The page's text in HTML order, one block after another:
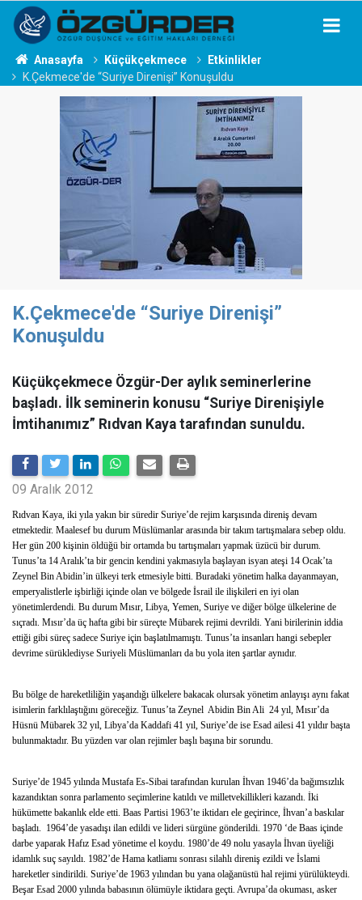
Anasayfa Küçükçekmece
Etkinlikler
K.Çekmece'de “Suriye Direnişi” Konuşuldu
K.Çekmece'de “Suriye Direnişi”
Konuşuldu
Küçükçekmece Özgür-Der aylık seminerlerine
başladı. İlk seminerin konusu “Suriye Direnişiyle
İmtihanımız” Rıdvan Kaya tarafından sunuldu.
09 Aralık 2012
Rıdvan Kaya, iki yıla yakın bir süredir Suriye’de rejim karşısında direniş devam
etmektedir. Maalesef bu durum Müslümanlar arasında bir takım tartışmalara sebep oldu.
Her gün 200 kişinin öldüğü bir ortamda bu tartışmaları yapmak üzücü bir durum.
Tunus’ta 14 Aralık’ta bir gencin kendini yakmasıyla başlayan isyan ateşi 14 Ocak’ta
Zeynel Bin Abidin’in ülkeyi terk etmesiyle bitti. Buradaki yönetim halka dayanmayan,
emperyalistlerle işbirliği içinde olan ve bölgede İsrail ile ilişkileri en iyi olan
yönetimlerdendi. Bu durum Mısır, Libya, Yemen, Suriye ve diğer bölge ülkelerine de
sıçradı. Mısır’da üç hafta gibi bir süreçte Mübarek rejimi devrildi. Yani birilerinin iddia
ettiği gibi süreç sadece Suriye için başlatılmamıştı. Tunus’ta insanları hangi sebepler
devrime sürüklediyse Suriyeli Müslümanları da bu yola iten şartlar aynıdır.
Bu bölge de hareketliliğin yaşandığı ülkelere bakacak olursak yönetim anlayışı aynı fakat
isimlerin farklılaştığını göreceğiz. Tunus’ta Zeynel Abidin Bin Ali 24 yıl, Mısır’da
Hüsnü Mübarek 32 yıl, Libya’da Kaddafi 41 yıl, Suriye’de ise Esad ailesi 41 yıldır başta
bulunmaktadır. Bu yüzden var olan rejimler başlı başına bir sorundu.
Suriye’de 1945 yılında Mustafa Es-Sibai tarafından kurulan İhvan 1946’da bağımsızlık
kazandıktan sonra parlamento seçimlerine katıldı ve milletvekillikleri kazandı. İki
hükümette bakanlık elde etti. Baas Partisi 1963’te iktidarı ele geçirince, İhvan’a baskılar
başladı. 1964’de yasadışı ilan edildi ve lideri sürgüne gönderildi. 1970 ‘de Baas içinde
darbe yaparak Hafız Esad yönetime el koydu. 1980’de 49 nolu yasayla İhvan üyeliği
idamlık suç sayıldı. 1982’de Hama katliamı sonrası silahlı direniş ezildi ve İslami
hareketler sindirildi. Suriye’de 1963 yılından bu yana olağanüstü hal rejimi yürülükteydi.
Beşar Esad 2000 yılında babasının ölümüyle iktidara geçti. Avrupa’da okuması, asker